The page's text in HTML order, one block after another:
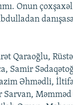
Onun çoxşaxəli
Qaraoğlu,
Samir
Əhmədli,
Sarvan,